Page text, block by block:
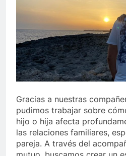
Gracias a nuestras
pudimos trabajar sobre
hijo o hija afecta
las relaciones familiares,
pareja. A través del